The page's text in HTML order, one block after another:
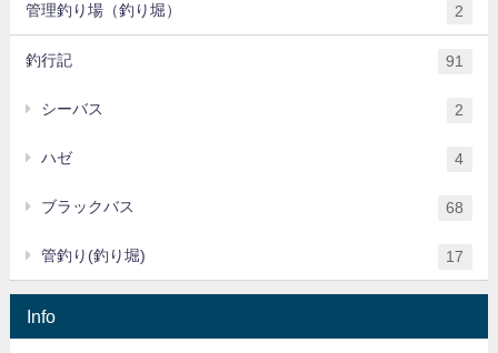
管理釣り場（釣り堀） 2
釣行記 91
シーバス 2
ハゼ 4
ブラックバス 68
管釣り(釣り堀) 17
Info